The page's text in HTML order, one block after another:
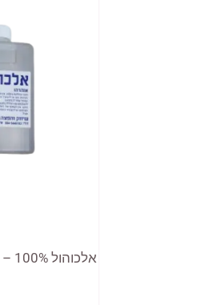
אלכוהול 100% – 1 ליטר – לחיטוי וניקוי